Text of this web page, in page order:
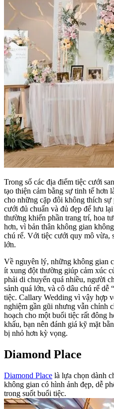
Trong số các địa điểm tiệc cưới
tạo thiện cảm bằng sự tinh tế hơn
cho những cặp đôi không thích
cưới đủ chuẩn và đủ đẹp để lưu
thường khiến phần trang trí, hoa
hơn, vì bản thân không gian
chú rể. Với tiệc cưới quy mô vừa,
lớn.
Về nguyên lý, những không gian
ít xung đột thường giúp cảm xúc
phải di chuyển quá nhiều, người
sảnh quá lớn, và cô dâu chú rể dễ
tiệc. Callary Wedding vì vậy hợp
nghiệm gần gũi nhưng vẫn chỉnh
hoạch cho một buổi tiệc rất đông
khấu, bạn nên đánh giá kỹ mặt
bị nhỏ hơn kỳ vọng.
Diamond Place
Diamond Place là lựa chọn dành
không gian có hình ảnh đẹp, dễ
trong suốt buổi tiệc.